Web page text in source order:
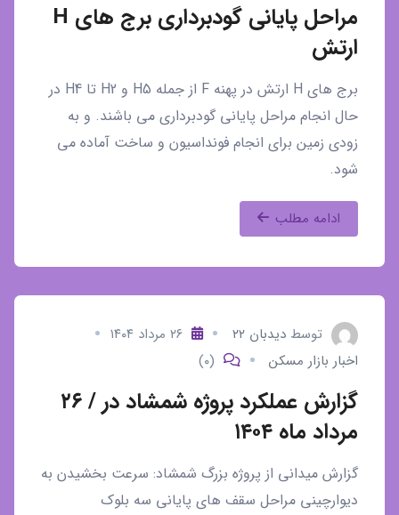
مراحل پایانی گودبرداری برج های H
ارتش
برج های H ارتش در پهنه F از جمله H5 و H2 تا H4 در
حال انجام مراحل پایانی گودبرداری می باشند. و به
زودی زمین برای انجام فونداسیون و ساخت آماده می
شود.
ادامه مطلب
توسط دیدبان ۲۲
۲۶ مرداد ۱۴۰۴
اخبار بازار مسکن
(۰)
گزارش عملکرد پروژه شمشاد در / ۲۶
مرداد ماه ۱۴۰۴
گزارش میدانی از پروژه بزرگ شمشاد: سرعت بخشیدن به
دیوارچینی مراحل سقف های پایانی سه بلوک